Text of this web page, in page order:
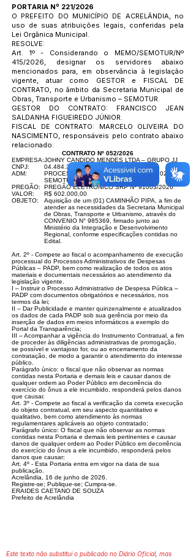
PORTARIA Nº 221/2026
O PREFEITO DO MUNICÍPIO DE ACRELÂNDIA, no
uso de suas atribuições legais, conferidas pela
Lei Orgânica Municipal.
RESOLVE:
Art. 1º - Considerando o MEMO/SEMOTUR/Nº
415/2026, designar os servidores abaixo
mencionados para, em observância à legislação
vigente, atuar como GESTOR e FISCAL DE
CONTRATO, no âmbito da Secretaria Municipal de
Obras, Transporte e Urbanismo – SEMOTUR.
GESTOR DO CONTRATO: FRANCISCO JEAN
SALDANHA FIGUEIREDO JÚNIOR.
FISCAL DE CONTRATO: MARCELO OLIVEIRA DO
NASCIMENTO, responsáveis pelo contrato abaixo
relacionado:
CONTRATO Nº 052/2026
EMPRESA:JOHNY CANDIDO MENDES LTDA – GRUPO JJ
CNPJ:
04.484.388
/0001-02
ADM:
PROCESSO ADMINISTRATIVO N° 010/2026
SEMOTUR PMA
PREGÃO:
PREGÃO ELETRÔNICO SRP Nº 91003/2026
VALOR:
R$ 602.000,00
OBJETO:
Aquisição de um (01) CAMINHÃO PIPA, a fim de
atender as necessidades da Secretaria Municipal
de Obras, Transporte e Urbanismo, através do
CONVENIO N° 985369, firmado junto ao
Ministério da Integração e Desenvolvimento
Regional, conforme especificações contidas no
Edital.
Art. 2º - Compete ao fiscal o acompanhamento de execução
processual do Processos Administrativos de Despesas
Públicas – PADP, bem como realização de todos os atos
materiais e documentais necessários ao atendimento da
legislação vigente.
I – Instruir o Processo Administrativo de Despesa Pública –
PADP com documentos obrigatórios e necessários, nos
termos da lei;
II – Dar Publicidade e manter quinzenalmente e atualizados
os dados de cada PADP sob sua gerência por meio da
inserção de dados em meios informáticos a exemplo do
Portal da Transparência;
III – Acompanhar a vigência do Instrumento Contratual, a fim
de proceder às diligências administrativas de prorrogação,
se possível e vantajoso for, ou ao encerramento da
contratação, de modo a garantir o atendimento do interesse
público.
Parágrafo único: o fiscal que não observar as normas
contidas nesta Portaria e demais leis e causar danos de
qualquer ordem ao Poder Público em decorrência do
exercício do ônus a ele incumbido, responderá pelos danos
que causar.
Art. 3º - Compete ao fiscal a verificação da correta execução
do objeto contratual, em seu aspecto quantitativo e
qualitativo, bem como atendimento às normas
regulamentares aplicáveis ao objeto contratado;
Parágrafo único: O fiscal que não observar as normas
contidas nesta Portaria e demais leis pertinentes e causar
danos de qualquer ordem ao Poder Público em decorrência
do exercício do ônus a ele incumbido, responderá pelos
danos que causar;
Art. 4º - Esta Portaria entra em vigor na data de sua
publicação.
Acrelândia, 16 de junho de 2026.
Registre-se; Publique-se; Cumpra-se.
ERAIDES CAETANO DE SOUZA
Prefeito de Acrelândia
Este texto não substitui o publicado no Diário Oficial, mas